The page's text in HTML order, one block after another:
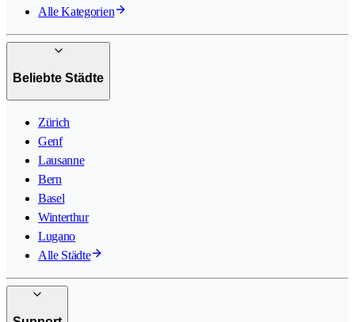
Alle Kategorien
Beliebte Städte
Zürich
Genf
Lausanne
Bern
Basel
Winterthur
Lugano
Alle Städte